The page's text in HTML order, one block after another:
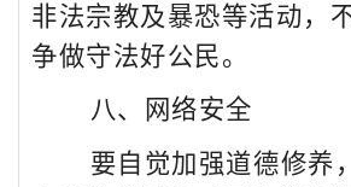
非法宗教及暴恐等活动，
争做守法好公民。
八、网络安全
要自觉加强道德修养